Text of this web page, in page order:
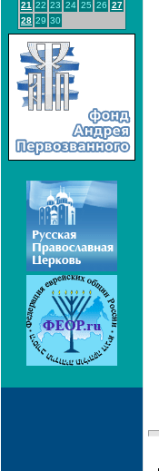
21 22 23 24 25 26 27
28 29 30